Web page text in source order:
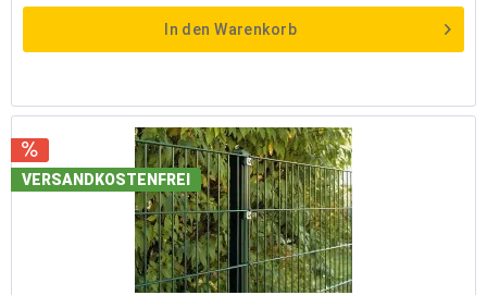
In den Warenkorb
VERSANDKOSTENFREI